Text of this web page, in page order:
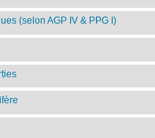
(selon AGP IV & PPG I)